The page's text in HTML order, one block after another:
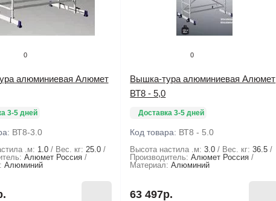
0
алюминиевая Алюмет
3-5 дней
ВТ8-3.0
.м: 1.0 Вес. кг: 25.0
Алюмет Россия
Алюминий
0
Вышка-тура алюминиевая Алюмет
ВТ8 - 5,0
Доставка 3-5 дней
Код товара: ВТ8 - 5.0
Высота настила .м: 3.0 Вес. кг: 36.5
Производитель: Алюмет Россия
Материал: Алюминий
63 497р.